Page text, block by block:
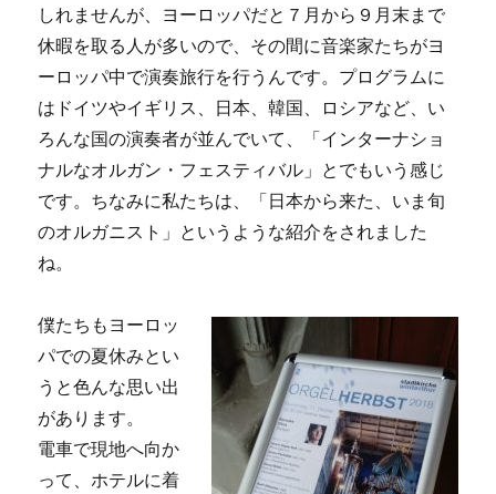
しれませんが、ヨーロッパだと７月から９月末まで
休暇を取る人が多いので、その間に音楽家たちがヨ
ーロッパ中で演奏旅行を行うんです。プログラムに
はドイツやイギリス、日本、韓国、ロシアなど、い
ろんな国の演奏者が並んでいて、「インターナショ
ナルなオルガン・フェスティバル」とでもいう感じ
です。ちなみに私たちは、「日本から来た、いま旬
のオルガニスト」というような紹介をされました
ね。
僕たちもヨーロッ
パでの夏休みとい
うと色んな思い出
があります。
電車で現地へ向か
って、ホテルに着